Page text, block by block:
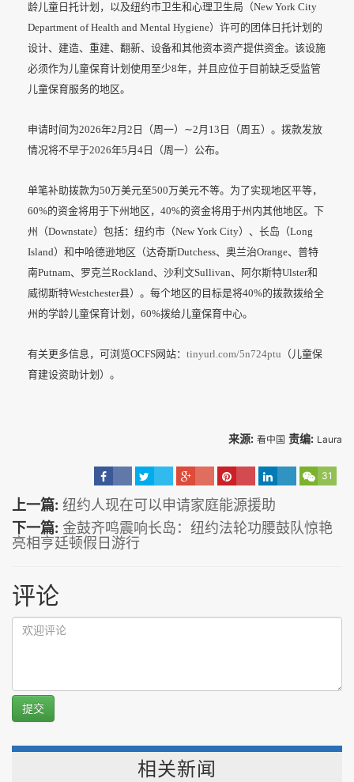
龄儿童日托计划，以及纽约市卫生和心理卫生局（New York City
Department of Health and Mental Hygiene）许可的团体日托计划的
设计、建造、重建、翻新、设备和其他资本资产提供资金。该设施
必须作为儿童保育计划使用至少8年，并且应位于目前缺乏受监管
儿童保育服务的地区。
申请时间为2026年2月2日（周一）∼2月13日（周五）。拨款发放
情况将不早于2026年5月4日（周一）公布。
单笔补助拨款为50万美元至500万美元不等。为了实现地区平等，
60%的资金将用于下州地区，40%的资金将用于州内其他地区。下
州（Downstate）包括：纽约市（New York City）、长岛（Long
Island）和中哈德逊地区（达奇斯Dutchess、奥兰治Orange、普特
南Putnam、罗克兰Rockland、沙利文Sullivan、阿尔斯特Ulster和
威彻斯特Westchester县）。每个地区的目标是将40%的拨款拨给全
州的学龄儿童保育计划，60%拨给儿童保育中心。
有关更多信息，可浏览OCFS网站： tinyurl.com/5n724ptu （儿童保
育建设资助计划）。
来源: 看中国 责编: Laura
31
上一篇: 纽约人现在可以申请家庭能源援助
下一篇: 金鼓齐鸣震响长岛：纽约法轮功腰鼓队惊艳
亮相亨廷顿假日游行
评论
提交
相关新闻